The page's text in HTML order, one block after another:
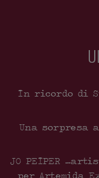
In ricordo di
Una sorpresa
JO PEIPER